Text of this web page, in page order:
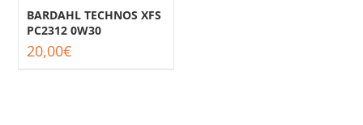
BARDAHL TECHNOS XFS
PC2312 0W30
20,00€